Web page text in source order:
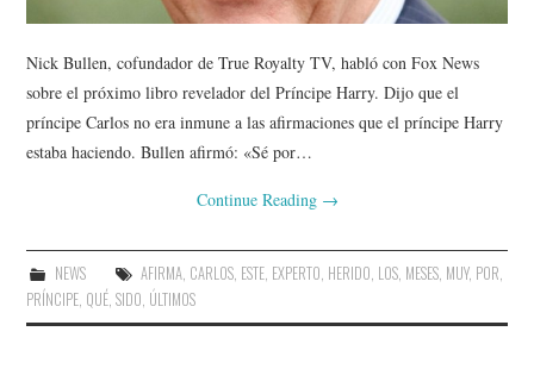
Nick Bullen, cofundador de True Royalty TV, habló con Fox News
sobre el próximo libro revelador del Príncipe Harry. Dijo que el
príncipe Carlos no era inmune a las afirmaciones que el príncipe Harry
estaba haciendo. Bullen afirmó: «Sé por…
Continue Reading →
NEWS AFIRMA, CARLOS, ESTE, EXPERTO, HERIDO, LOS, MESES, MUY, POR,
PRÍNCIPE, QUÉ,SIDO, ÚLTIMOS